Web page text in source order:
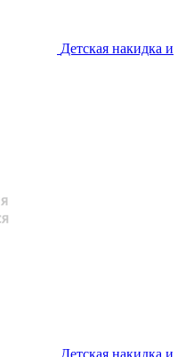
Детская накидка и